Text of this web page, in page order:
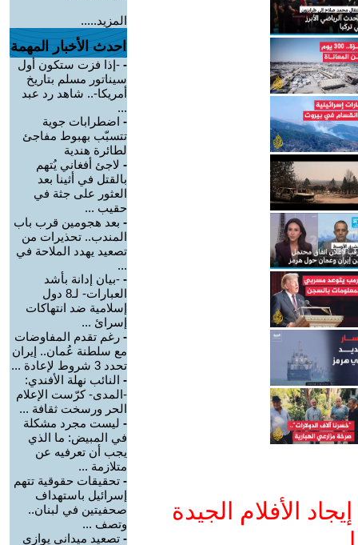
الأفلام الجيدة
المزيد.....
احدث الأخبار المهمة
- -إذا فزت ستكون أول
سيناتور مسلم بتاريخ
أمريكا-.. شاهد رد عبد
...
- اضطرابات جوية
تتسبّب بهبوط مفاجئ
لطائرة هندية
- لاجئ أفغاني يُتهم
بالقتل في أثينا بعد
العثور على جثة في
حقيب ...
- بعد هجومين قرب باب
المندب.. تحذيرات من
تصعيد يهدد الملاحة في
...
- -بيان إدانة بأشد
العبارات- لـ8 دول
إسلامية ضد انتهاكات
إسرائ ...
- رغم تقدم المفاوضات
مع سلطنة عُمان.. إيران
تحدد 3 شروط لإعادة ...
- النائب نهلة الأفندي:
-المدى- كرّست الإعلام
الحر ورسخت ثقافة ...
- ليست مجرد مشكلة
في المبيض: ما الذي
يجب أن تعرفيه عن
متلازمة ...
- تحقيقات حقوقية تتهم
إسرائيل باستهداف
صحفيتين في لبنان..
وتصف ...
- تصعيد ميداني يوازي